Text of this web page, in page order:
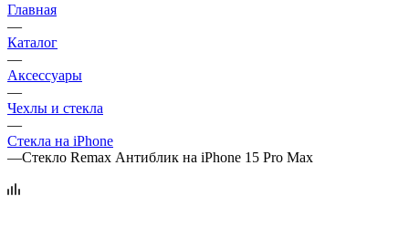
Главная
—
Каталог
—
Аксессуары
—
Чехлы и стекла
—
Стекла на iPhone
—Стекло Remax Антиблик на iPhone 15 Pro Max